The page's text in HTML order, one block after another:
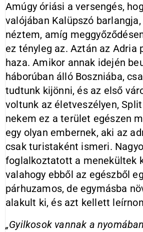
Amúgy óriási a versengés,
valójában Kalüpszó barlangja,
néztem, amíg
ez tényleg az. Aztán az Adria
haza. Amikor annak idején
háborúban álló Boszniába,
tudtunk kijönni, és az első
voltunk az életveszélyen,
nekem ez a terület egészen
egy olyan embernek, aki az
csak turistaként ismeri.
foglalkoztatott a menekültek
valahogy ebből az egészből
párhuzamos, de egymásba
alakult ki, és azt kellett
„Gyilkosok vannak a